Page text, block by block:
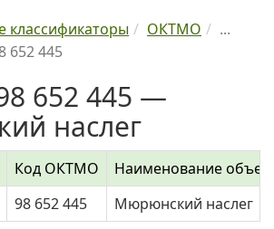
классификаторы ОКТМО
...
652 445
652 445 —
наслег
Код ОКТМО
Наименование
98 652 445 Мюрюнский наслег